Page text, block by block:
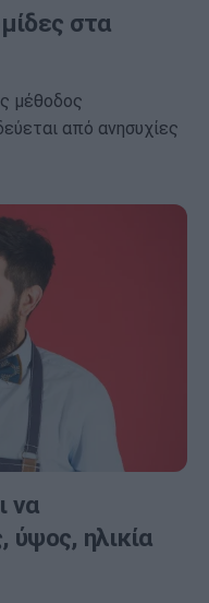
στα
μέθοδος
από ανησυχίες
να
ηλικία